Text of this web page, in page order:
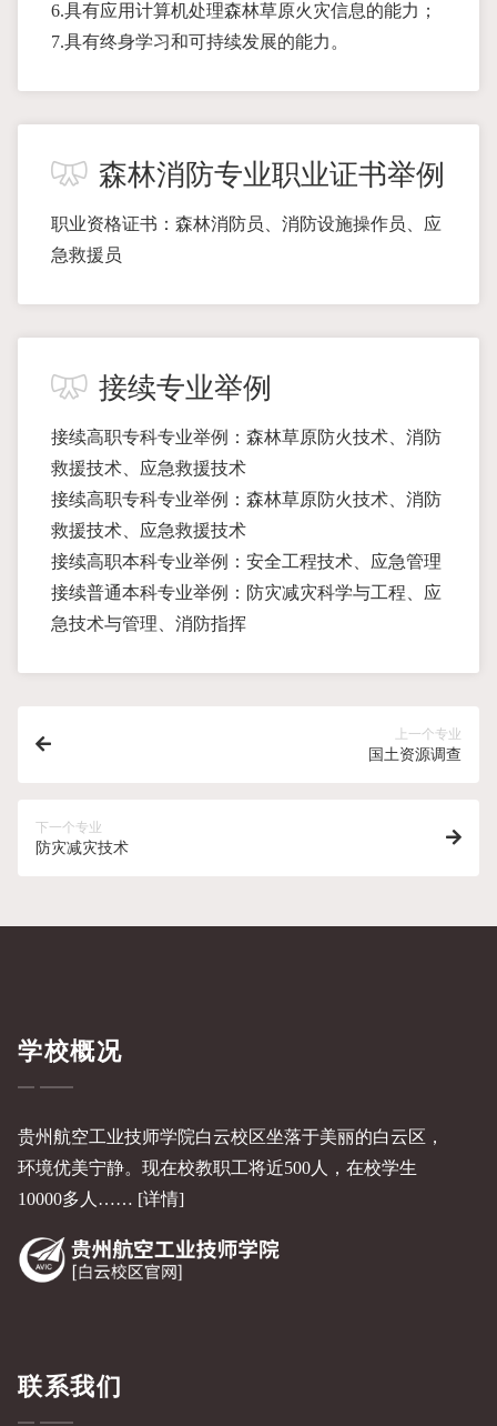
6.具有应用计算机处理森林草原火灾信息的能力；
7.具有终身学习和可持续发展的能力。
森林消防专业职业证书举例
职业资格证书：森林消防员、消防设施操作员、应
急救援员
接续专业举例
接续高职专科专业举例：森林草原防火技术、消防
救援技术、应急救援技术
接续高职专科专业举例：森林草原防火技术、消防
救援技术、应急救援技术
接续高职本科专业举例：安全工程技术、应急管理
接续普通本科专业举例：防灾减灾科学与工程、应
急技术与管理、消防指挥
上一个专业
国土资源调查
下一个专业
防灾减灾技术
学校概况
贵州航空工业技师学院白云校区坐落于美丽的白云区，
环境优美宁静。现在校教职工将近500人，在校学生
10000多人…… [详情]
联系我们